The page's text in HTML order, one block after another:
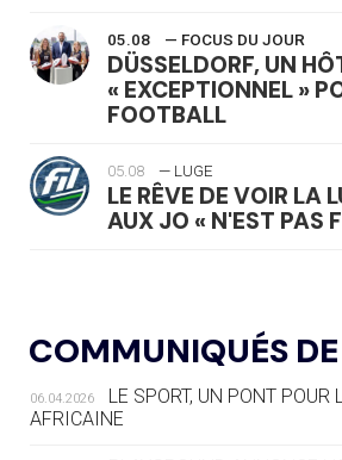
05.08 — FOCUS DU JOUR
DÜSSELDORF, UN
« EXCEPTIONNEL »
FOOTBALL
05.08 — LUGE
LE RÊVE DE VOIR LA
AUX JO « N'EST PAS
DES MONDIAUX À
ROUTE DES JO 2032
05.08 — ALPES FRANÇAISES
LE VILLAGE
COMMUNIQUÉS DE
06.04.2026
LE SPORT, UN PONT POUR
AFRICAINE